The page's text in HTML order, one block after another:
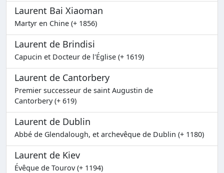
Laurent Bai Xiaoman
Martyr en Chine (+ 1856)
Laurent de Brindisi
Capucin et Docteur de l'Église (+ 1619)
Laurent de Cantorbery
Premier successeur de saint Augustin de
Cantorbery (+ 619)
Laurent de Dublin
Abbé de Glendalough, et archevêque de Dublin (+ 1180)
Laurent de Kiev
Évêque de Tourov (+ 1194)